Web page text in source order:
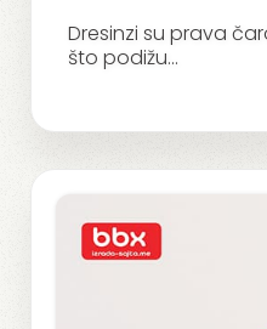
Dresinzi su prava
što podižu...